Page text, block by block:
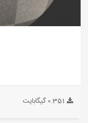
0.351 گیگابایت